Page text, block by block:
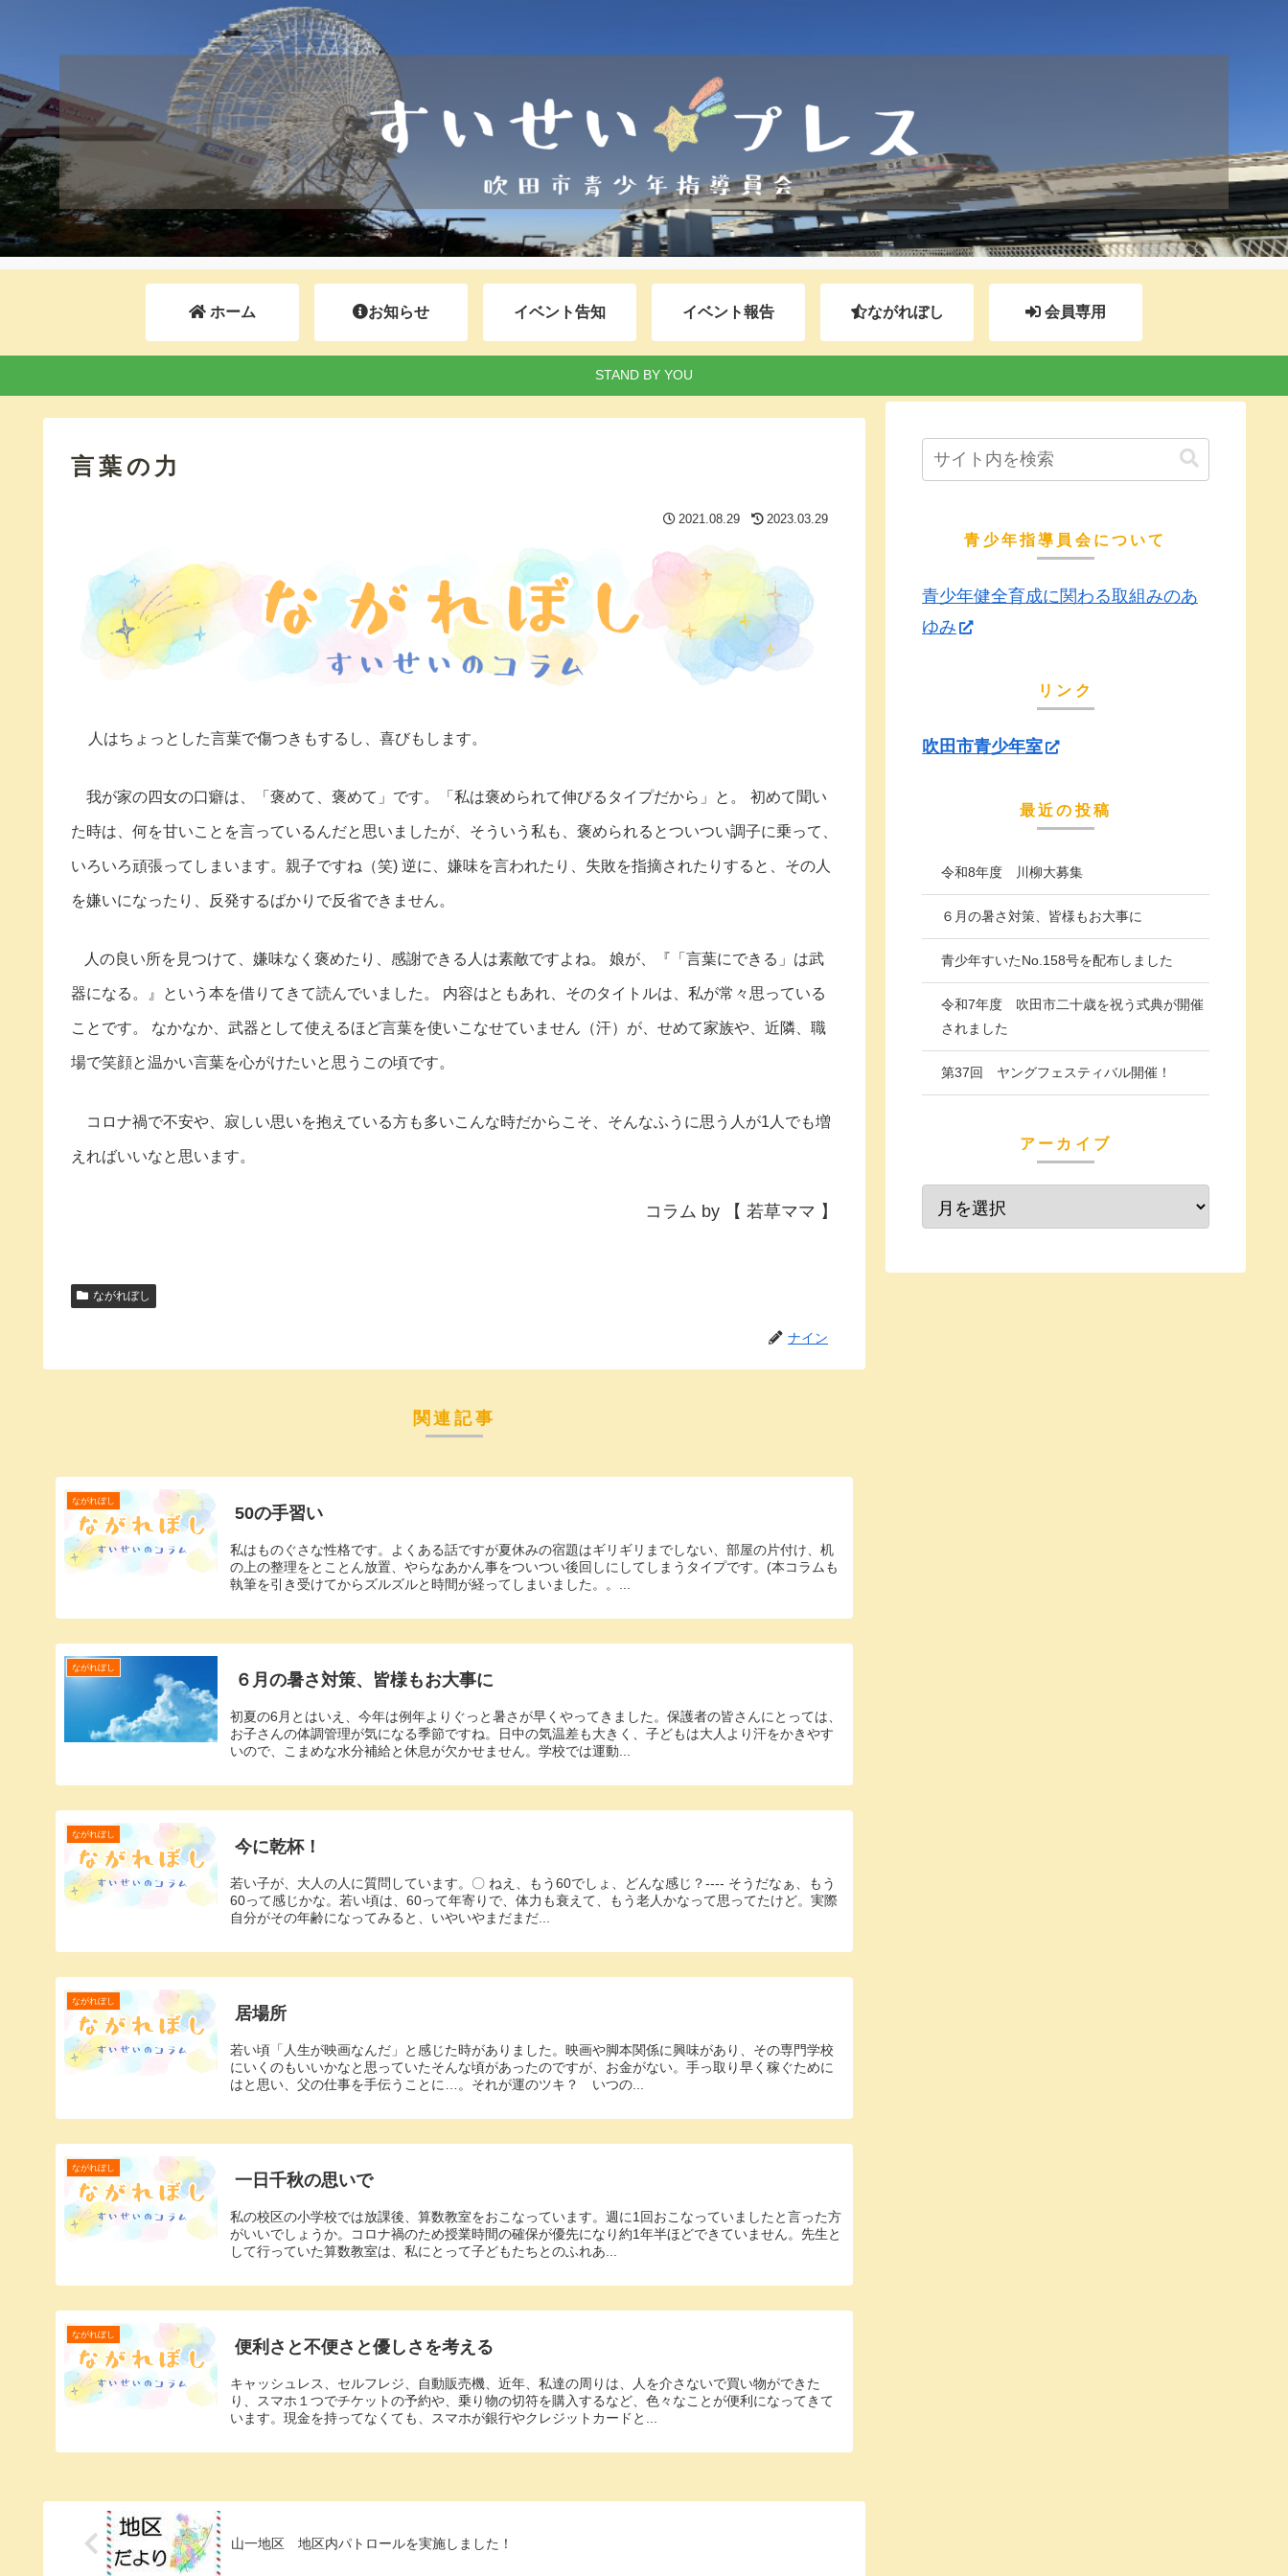
ホーム お知らせ イベント告知 イベント報告 ながれぼし 会員専用
STAND BY YOU
言葉の力
2021.08.29 2023.03.29
人はちょっとした言葉で傷つきもするし、喜びもします。
我が家の四女の口癖は、「褒めて、褒めて」です。「私は褒められて伸びるタイプだから」と。 初めて聞い
た時は、何を甘いことを言っているんだと思いましたが、そういう私も、褒められるとついつい調子に乗って、
いろいろ頑張ってしまいます。親子ですね（笑) 逆に、嫌味を言われたり、失敗を指摘されたりすると、その人
を嫌いになったり、反発するばかりで反省できません。
人の良い所を見つけて、嫌味なく褒めたり、感謝できる人は素敵ですよね。 娘が、『「言葉にできる」は武
器になる。』という本を借りてきて読んでいました。 内容はともあれ、そのタイトルは、私が常々思っている
ことです。 なかなか、武器として使えるほど言葉を使いこなせていません（汗）が、せめて家族や、近隣、職
場で笑顔と温かい言葉を心がけたいと思うこの頃です。
コロナ禍で不安や、寂しい思いを抱えている方も多いこんな時だからこそ、そんなふうに思う人が1人でも増
えればいいなと思います。
コラム by 【 若草ママ 】
ながれぼし
ナイン
関連記事
ながれぼし
50の手習い
私はものぐさな性格です。よくある話ですが夏休みの宿題はギリギリまでしない、部屋の片付け、机
の上の整理をとことん放置、やらなあかん事をついつい後回しにしてしまうタイプです。(本コラムも
執筆を引き受けてからズルズルと時間が経ってしまいました。。...
ながれぼし
６月の暑さ対策、皆様もお大事に
初夏の6月とはいえ、今年は例年よりぐっと暑さが早くやってきました。保護者の皆さんにとっては、
お子さんの体調管理が気になる季節ですね。日中の気温差も大きく、子どもは大人より汗をかきやす
いので、こまめな水分補給と休息が欠かせません。学校では運動...
ながれぼし
今に乾杯！
若い子が、大人の人に質問しています。〇 ねえ、もう60でしょ、どんな感じ？---- そうだなぁ、もう
60って感じかな。若い頃は、60って年寄りで、体力も衰えて、もう老人かなって思ってたけど。実際
自分がその年齢になってみると、いやいやまだまだ...
ながれぼし
居場所
若い頃「人生が映画なんだ」と感じた時がありました。映画や脚本関係に興味があり、その専門学校
にいくのもいいかなと思っていたそんな頃があったのですが、お金がない。手っ取り早く稼ぐために
はと思い、父の仕事を手伝うことに…。それが運のツキ？ いつの...
ながれぼし
一日千秋の思いで
私の校区の小学校では放課後、算数教室をおこなっています。週に1回おこなっていましたと言った方
がいいでしょうか。コロナ禍のため授業時間の確保が優先になり約1年半ほどできていません。先生と
して行っていた算数教室は、私にとって子どもたちとのふれあ...
ながれぼし
便利さと不便さと優しさを考える
キャッシュレス、セルフレジ、自動販売機、近年、私達の周りは、人を介さないで買い物ができた
り、スマホ１つでチケットの予約や、乗り物の切符を購入するなど、色々なことが便利になってきて
います。現金を持ってなくても、スマホが銀行やクレジットカードと...
山一地区 地区内パトロールを実施しました！
青少年指導員会について
青少年健全育成に関わる取組みのあ
ゆみ
リンク
吹田市青少年室
最近の投稿
令和8年度 川柳大募集
６月の暑さ対策、皆様もお大事に
青少年すいたNo.158号を配布しました
令和7年度 吹田市二十歳を祝う式典が開催
されました
第37回 ヤングフェスティバル開催！
アーカイブ